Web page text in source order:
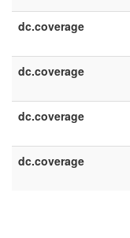
dc.coverage
dc.coverage
dc.coverage
dc.coverage